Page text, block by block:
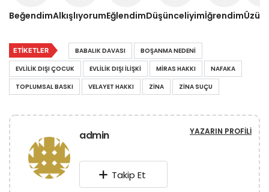
BeğendimAlkışlıyorumEğlendimDüşünceliyimİğrendim
ETIKETLER BABALIK DAVASI
BOŞANMA NEDENI
EVLILIK DIŞI ÇOCUK
EVLILIK DIŞI ILIŞKI MIRAS HAKKI
NAFAKA
TOPLUMSAL BASKI
VELAYET HAKKI ZINA ZINA SUÇU
admin YAZARIN PROFILI
Takip Et